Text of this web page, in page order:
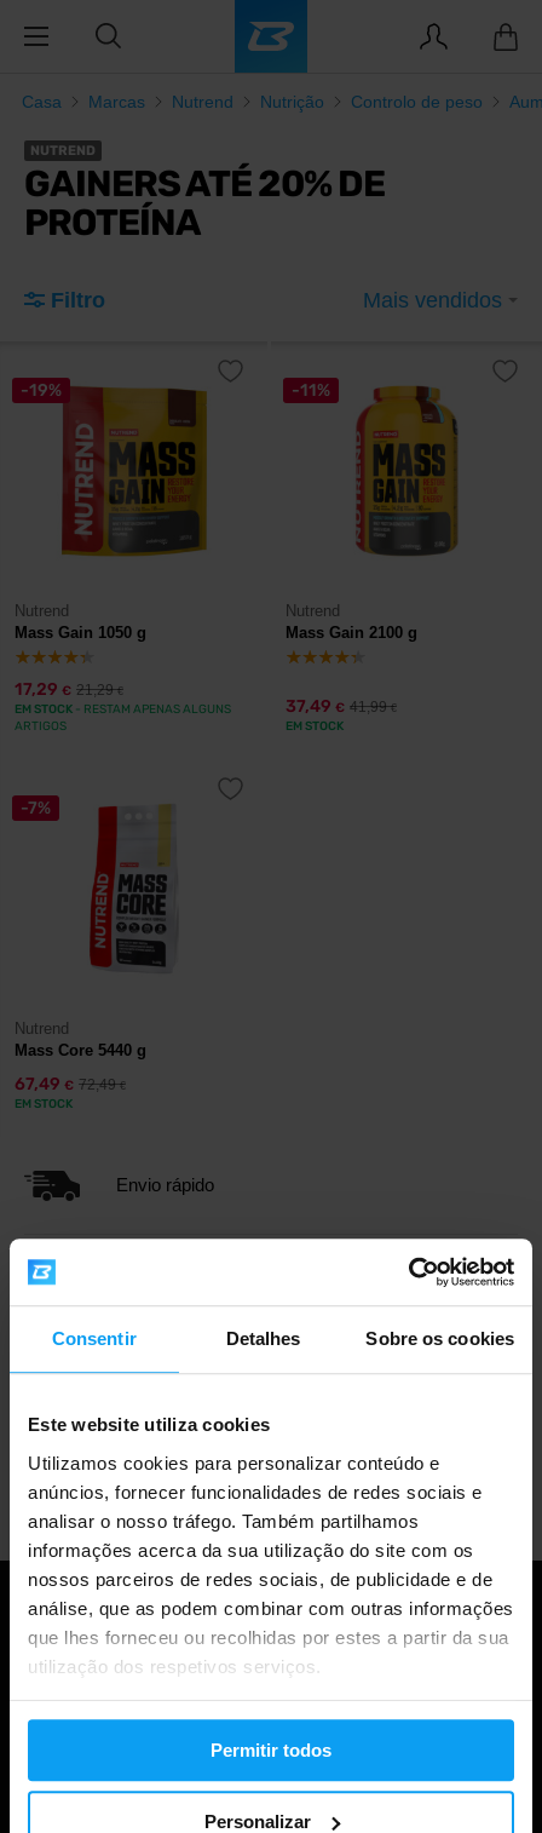
Consentir Detalhes Sobre os cookies
Este website utiliza cookies
Utilizamos cookies para personalizar conteúdo e
anúncios, fornecer funcionalidades de redes sociais e
analisar o nosso tráfego. Também partilhamos
informações acerca da sua utilização do site com os
nossos parceiros de redes sociais, de publicidade e de
análise, que as podem combinar com outras informações
que lhes forneceu ou recolhidas por estes a partir da sua
utilização dos respetivos serviços.
Permitir todos
Personalizar
Casa Marcas Nutrend Nutrição Controlo de peso
NUTREND
GAINERS ATÉ 20% DE
PROTEÍNA
Filtro Mais vendidos
-19%
Nutrend
Mass Gain 1050 g
17,29 € 21,29€
EM STOCK - RESTAM APENAS ALGUNS
ARTIGOS
-11%
Nutrend
Mass Gain 2100 g
37,49 € 41,99€
EM STOCK
-7%
Nutrend
Mass Core 5440 g
67,49 € 72,49€
EM STOCK
Envio rápido
Mais de 1.000.000 de clientes
Apoio ao cliente profissional